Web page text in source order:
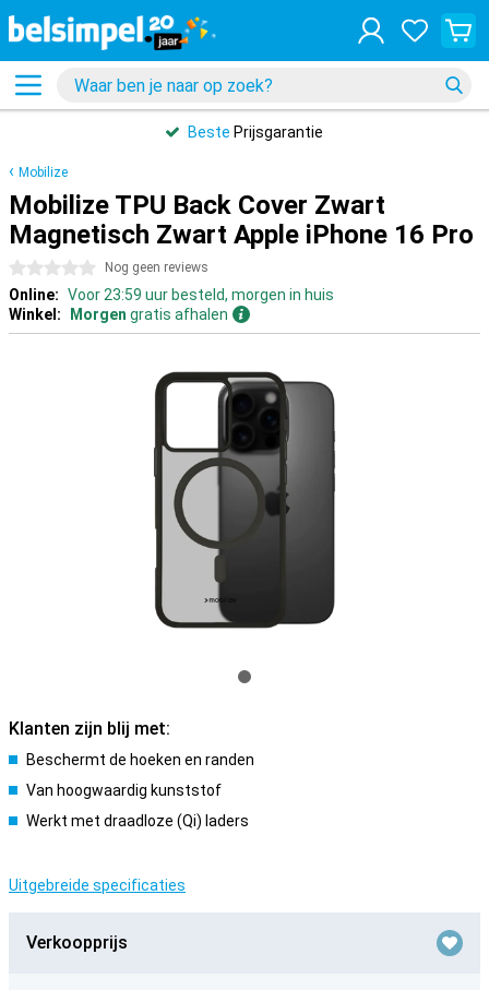
Beste Prijsgarantie
Mobilize
Mobilize TPU Back Cover Zwart
Magnetisch Zwart Apple iPhone 16 Pro
0 sterren Nog geen reviews
Online: Voor 23:59 uur besteld, morgen in huis
Winkel:
Morgen gratis afhalen
Klanten zijn blij met:
Beschermt de hoeken en randen
Van hoogwaardig kunststof
Werkt met draadloze (Qi) laders
Uitgebreide specificaties
Verkoopprijs